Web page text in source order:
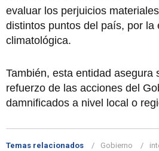
evaluar los perjuicios
distintos puntos del país, por la
climatológica.
También, esta entidad asegura
refuerzo de las acciones del
damnificados a nivel local o
Temas relacionados Gobierno